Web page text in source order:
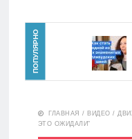
анализ
Видео
Сделано
Главная
Новости
Аналитика
ПОПУЛЯРНО
ГЛАВНАЯ / ВИДЕО /
ЭТО ОЖИДАЛИ”